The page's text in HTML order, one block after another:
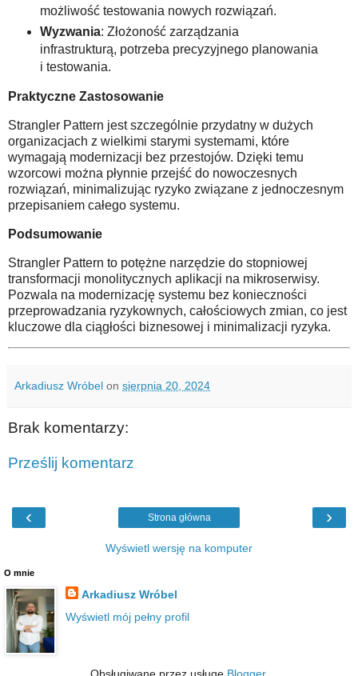
możliwość testowania nowych rozwiązań.
Wyzwania: Złożoność zarządzania
infrastrukturą, potrzeba precyzyjnego planowania
i testowania.
Praktyczne Zastosowanie
Strangler Pattern jest szczególnie przydatny w dużych
organizacjach z wielkimi starymi systemami, które
wymagają modernizacji bez przestojów. Dzięki temu
wzorcowi można płynnie przejść do nowoczesnych
rozwiązań, minimalizując ryzyko związane z jednoczesnym
przepisaniem całego systemu.
Podsumowanie
Strangler Pattern to potężne narzędzie do stopniowej
transformacji monolitycznych aplikacji na mikroserwisy.
Pozwala na modernizację systemu bez konieczności
przeprowadzania ryzykownych, całościowych zmian, co jest
kluczowe dla ciągłości biznesowej i minimalizacji ryzyka.
Arkadiusz Wróbel on sierpnia 20, 2024
Brak komentarzy:
Prześlij komentarz
‹ ›
Strona główna
Wyświetl wersję na komputer
O mnie
Arkadiusz Wróbel
Wyświetl mój pełny profil
Obsługiwane przez usługę Blogger.